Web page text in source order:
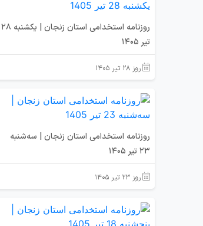
روزنامه استخدامی استان زنجان | یکشنبه 28
تیر 1405
روز ۲۸ تیر ۱۴۰۵
روزنامه استخدامی استان زنجان | سه‌شنبه
23 تیر 1405
روز ۲۳ تیر ۱۴۰۵